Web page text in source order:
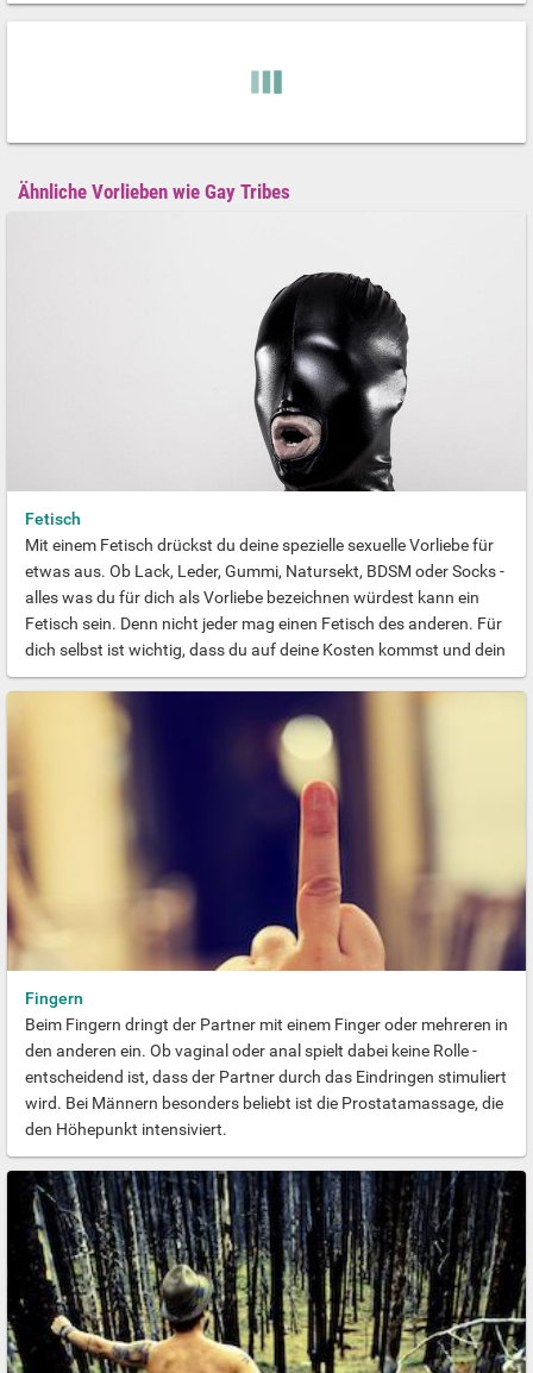
Ähnliche Vorlieben wie Gay Tribes
Fetisch
Mit einem Fetisch drückst du deine spezielle sexuelle Vorliebe für
etwas aus. Ob Lack, Leder, Gummi, Natursekt, BDSM oder Socks -
alles was du für dich als Vorliebe bezeichnen würdest kann ein
Fetisch sein. Denn nicht jeder mag einen Fetisch des anderen. Für
dich selbst ist wichtig, dass du auf deine Kosten kommst und dein
Fetisch dein Sexleben bereichert. Wann und wo - vor allem aber
mit wem du deinen Fetisch auslebst, bleibt dir überlassen.
Fingern
Beim Fingern dringt der Partner mit einem Finger oder mehreren in
den anderen ein. Ob vaginal oder anal spielt dabei keine Rolle -
entscheidend ist, dass der Partner durch das Eindringen stimuliert
wird. Bei Männern besonders beliebt ist die Prostatamassage, die
den Höhepunkt intensiviert.